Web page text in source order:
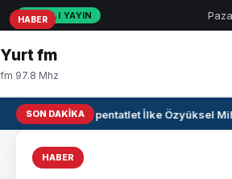
CANLI YAYIN
Yurt fm
fm 97.8 Mhz
SON DAKIKAMilli pentatlet İlke Özyüksel
HABER
HABER
HABER
HABER